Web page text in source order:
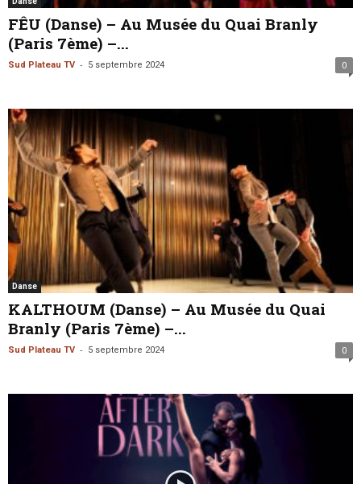
FÊU (Danse) – Au Musée du Quai Branly
(Paris 7ème) –...
Sud Plateau TV - 5 septembre 2024 0
Danse
KALTHOUM (Danse) – Au Musée du Quai
Branly (Paris 7ème) –...
Sud Plateau TV - 5 septembre 2024 0